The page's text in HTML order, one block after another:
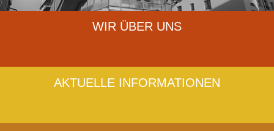
WIR ÜBER UNS
AKTUELLE INFORMATIONEN